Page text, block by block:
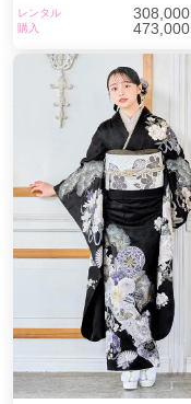
レンタル 308,000
購入
473,000